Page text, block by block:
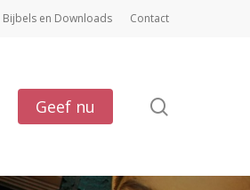
Bijbels en Downloads Contact
Geef nu